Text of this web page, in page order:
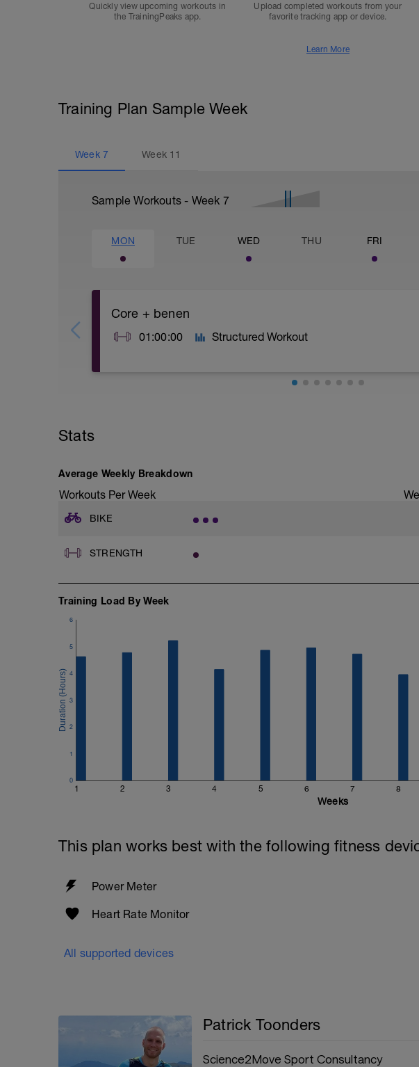
Quickly view upcoming workouts in
the TrainingPeaks app.
Upload completed workouts from your
favorite tracking app or device.
Learn More
Training Plan Sample Week
Week 7 Week 11
Sample Workouts - Week 7
MON TUE WED THU FRI
Core + benen
01:00:00 Structured Workout
G: Body Weight Alternating Lunge
I: Elevated Single Leg Body Weight Calf Raise
K: Cool Down
Stats
Average Weekly Breakdown
Workouts Per Week
BIKE
STRENGTH
Training Load By Week
1 2 3 4 5 6 7 8
0
1
2
3
4
5
6
Weeks
This plan works best with the following fitness
Power Meter
Heart Rate Monitor
All supported devices
Patrick Toonders
Science2Move Sport Consultancy